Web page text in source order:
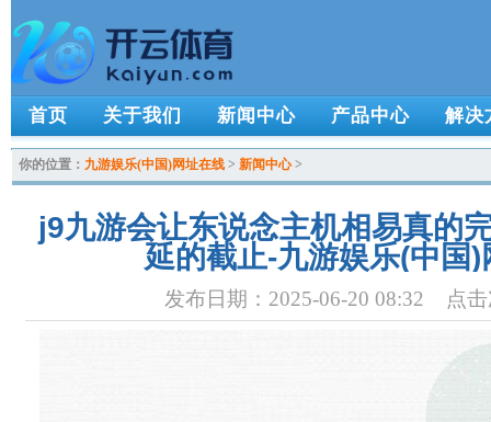
首页 关于我们 新闻中心 产品中心 解决
你的位置： 九游娱乐(中国)网址在线 > 新闻中心>
j9九游会让东说念主机相易真的
延的截止-九游娱乐(中国)
发布日期：2025-06-20 08:32 点击